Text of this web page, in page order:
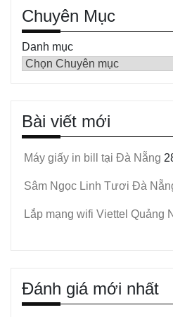
Chuyên Mục
Danh mục
Bài viết mới
Máy giấy in bill tại Đà Nẵng
Sâm Ngọc Linh Tươi Đà
Lắp mạng wifi Viettel Quảng
Đánh giá mới nhất